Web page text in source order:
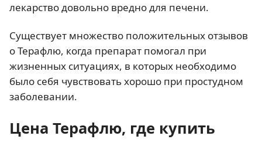
лекарство довольно вредно для печени.
Существует множество положительных отзывов
о Терафлю, когда препарат помогал при
жизненных ситуациях, в которых необходимо
было себя чувствовать хорошо при простудном
заболевании.
Цена Терафлю, где купить